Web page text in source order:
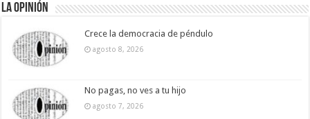
La Opinión
Crece la democracia de péndulo
agosto 8, 2026
No pagas, no ves a tu hijo
agosto 7, 2026